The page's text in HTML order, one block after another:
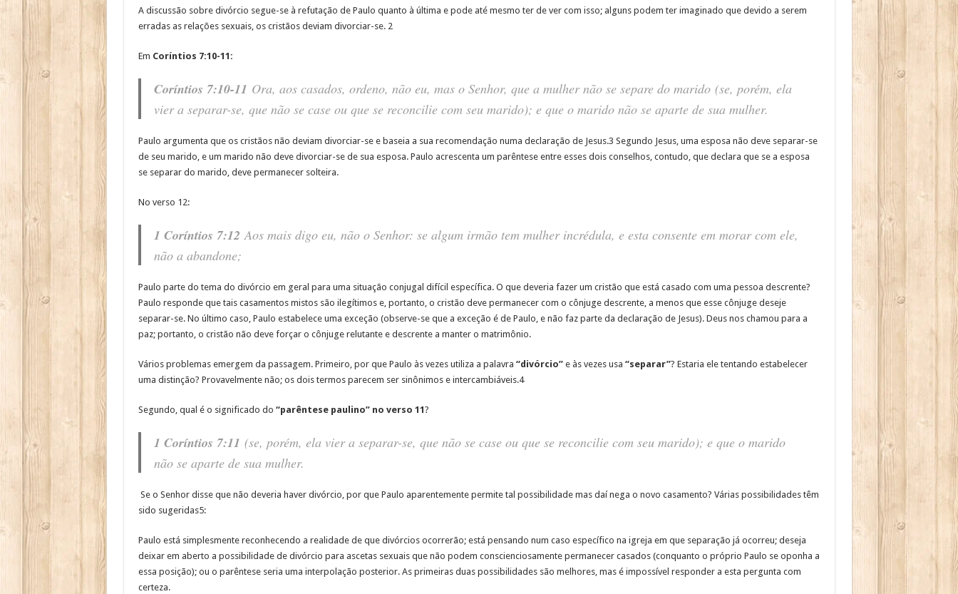
A discussão sobre divórcio segue-se à refutação de Paulo quanto à última e pode até mesmo ter de ver com isso; alguns podem ter imaginado que devido a serem
erradas as relações sexuais, os cristãos deviam divorciar-se. 2
Em Coríntios 7:10-11:
Coríntios 7:10-11 Ora, aos casados, ordeno, não eu, mas o Senhor, que a mulher não se separe do marido (se, porém, ela
vier a separar-se, que não se case ou que se reconcilie com seu marido); e que o marido não se aparte de sua mulher.
Paulo argumenta que os cristãos não deviam divorciar-se e baseia a sua recomendação numa declaração de Jesus.3 Segundo Jesus, uma esposa não deve separar-se
de seu marido, e um marido não deve divorciar-se de sua esposa. Paulo acrescenta um parêntese entre esses dois conselhos, contudo, que declara que se a esposa
se separar do marido, deve permanecer solteira.
No verso 12:
1 Coríntios 7:12 Aos mais digo eu, não o Senhor: se algum irmão tem mulher incrédula, e esta consente em morar com ele,
não a abandone;
Paulo parte do tema do divórcio em geral para uma situação conjugal difícil específica. O que deveria fazer um cristão que está casado com uma pessoa descrente?
Paulo responde que tais casamentos mistos são ilegítimos e, portanto, o cristão deve permanecer com o cônjuge descrente, a menos que esse cônjuge deseje
separar-se. No último caso, Paulo estabelece uma exceção (observe-se que a exceção é de Paulo, e não faz parte da declaração de Jesus). Deus nos chamou para a
paz; portanto, o cristão não deve forçar o cônjuge relutante e descrente a manter o matrimônio.
Vários problemas emergem da passagem. Primeiro, por que Paulo às vezes utiliza a palavra “divórcio”e às vezes usa “separar”? Estaria ele tentando estabelecer
uma distinção? Provavelmente não; os dois termos parecem ser sinônimos e intercambiáveis.4
Segundo, qual é o significado do “parêntese paulino” no verso 11?
1 Coríntios 7:11 (se, porém, ela vier a separar-se, que não se case ou que se reconcilie com seu marido); e que o marido
não se aparte de sua mulher.
Se o Senhor disse que não deveria haver divórcio, por que Paulo aparentemente permite tal possibilidade mas daí nega o novo casamento? Várias possibilidades têm
sido sugeridas5:
Paulo está simplesmente reconhecendo a realidade de que divórcios ocorrerão; está pensando num caso específico na igreja em que separação já ocorreu; deseja
deixar em aberto a possibilidade de divórcio para ascetas sexuais que não podem conscienciosamente permanecer casados (conquanto o próprio Paulo se oponha a
essa posição); ou o parêntese seria uma interpolação posterior. As primeiras duas possibilidades são melhores, mas é impossível responder a esta pergunta com
certeza.